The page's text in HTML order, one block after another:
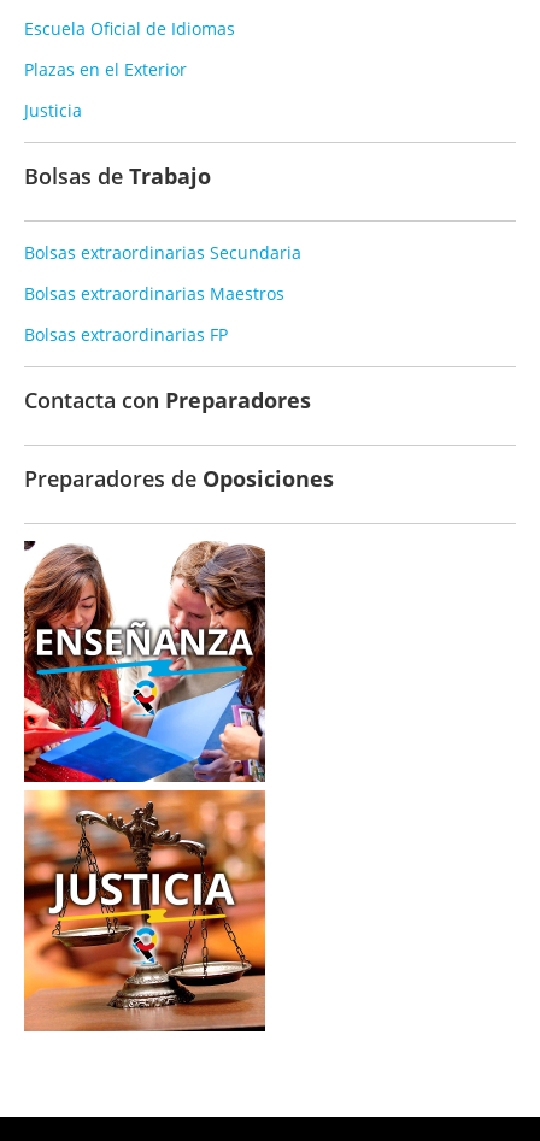
Escuela Oficial de Idiomas
Plazas en el Exterior
Justicia
Bolsas de Trabajo
Bolsas extraordinarias Secundaria
Bolsas extraordinarias Maestros
Bolsas extraordinarias FP
Contacta con Preparadores
Preparadores de Oposiciones